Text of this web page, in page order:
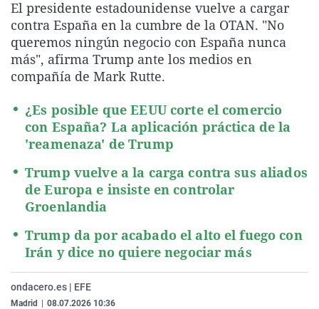
La rosa de los vientos
Gente viajera
Como el perro y el
Caso
Retornados
Equipo de
Extremadura
Galicia
La Rioja
País Vasco
Virales
Televisión
Elecciones
El presidente estadounidense vuelve a cargar
contra España en la cumbre de la OTAN. "No
queremos ningún negocio con España nunca
más", afirma Trump ante los medios en
compañía de Mark Rutte.
¿Es posible que EEUU corte el comercio
con España? La aplicación práctica de la
'reamenaza' de Trump
Trump vuelve a la carga contra sus aliados
de Europa e insiste en controlar
Groenlandia
Trump da por acabado el alto el fuego con
Irán y dice no quiere negociar más
ondacero.es | EFE
Madrid 08.07.2026 10:36